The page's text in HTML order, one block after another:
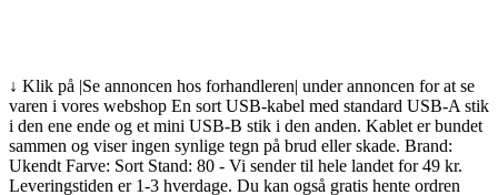
↓ Klik på |Se annoncen hos forhandleren| under annoncen for at se
varen i vores webshop En sort USB-kabel med standard USB-A stik
i den ene ende og et mini USB-B stik i den anden. Kablet er bundet
sammen og viser ingen synlige tegn på brud eller skade. Brand:
Ukendt Farve: Sort Stand: 80 - Vi sender til hele landet for 49 kr.
Leveringstiden er 1-3 hverdage. Du kan også gratis hente ordren